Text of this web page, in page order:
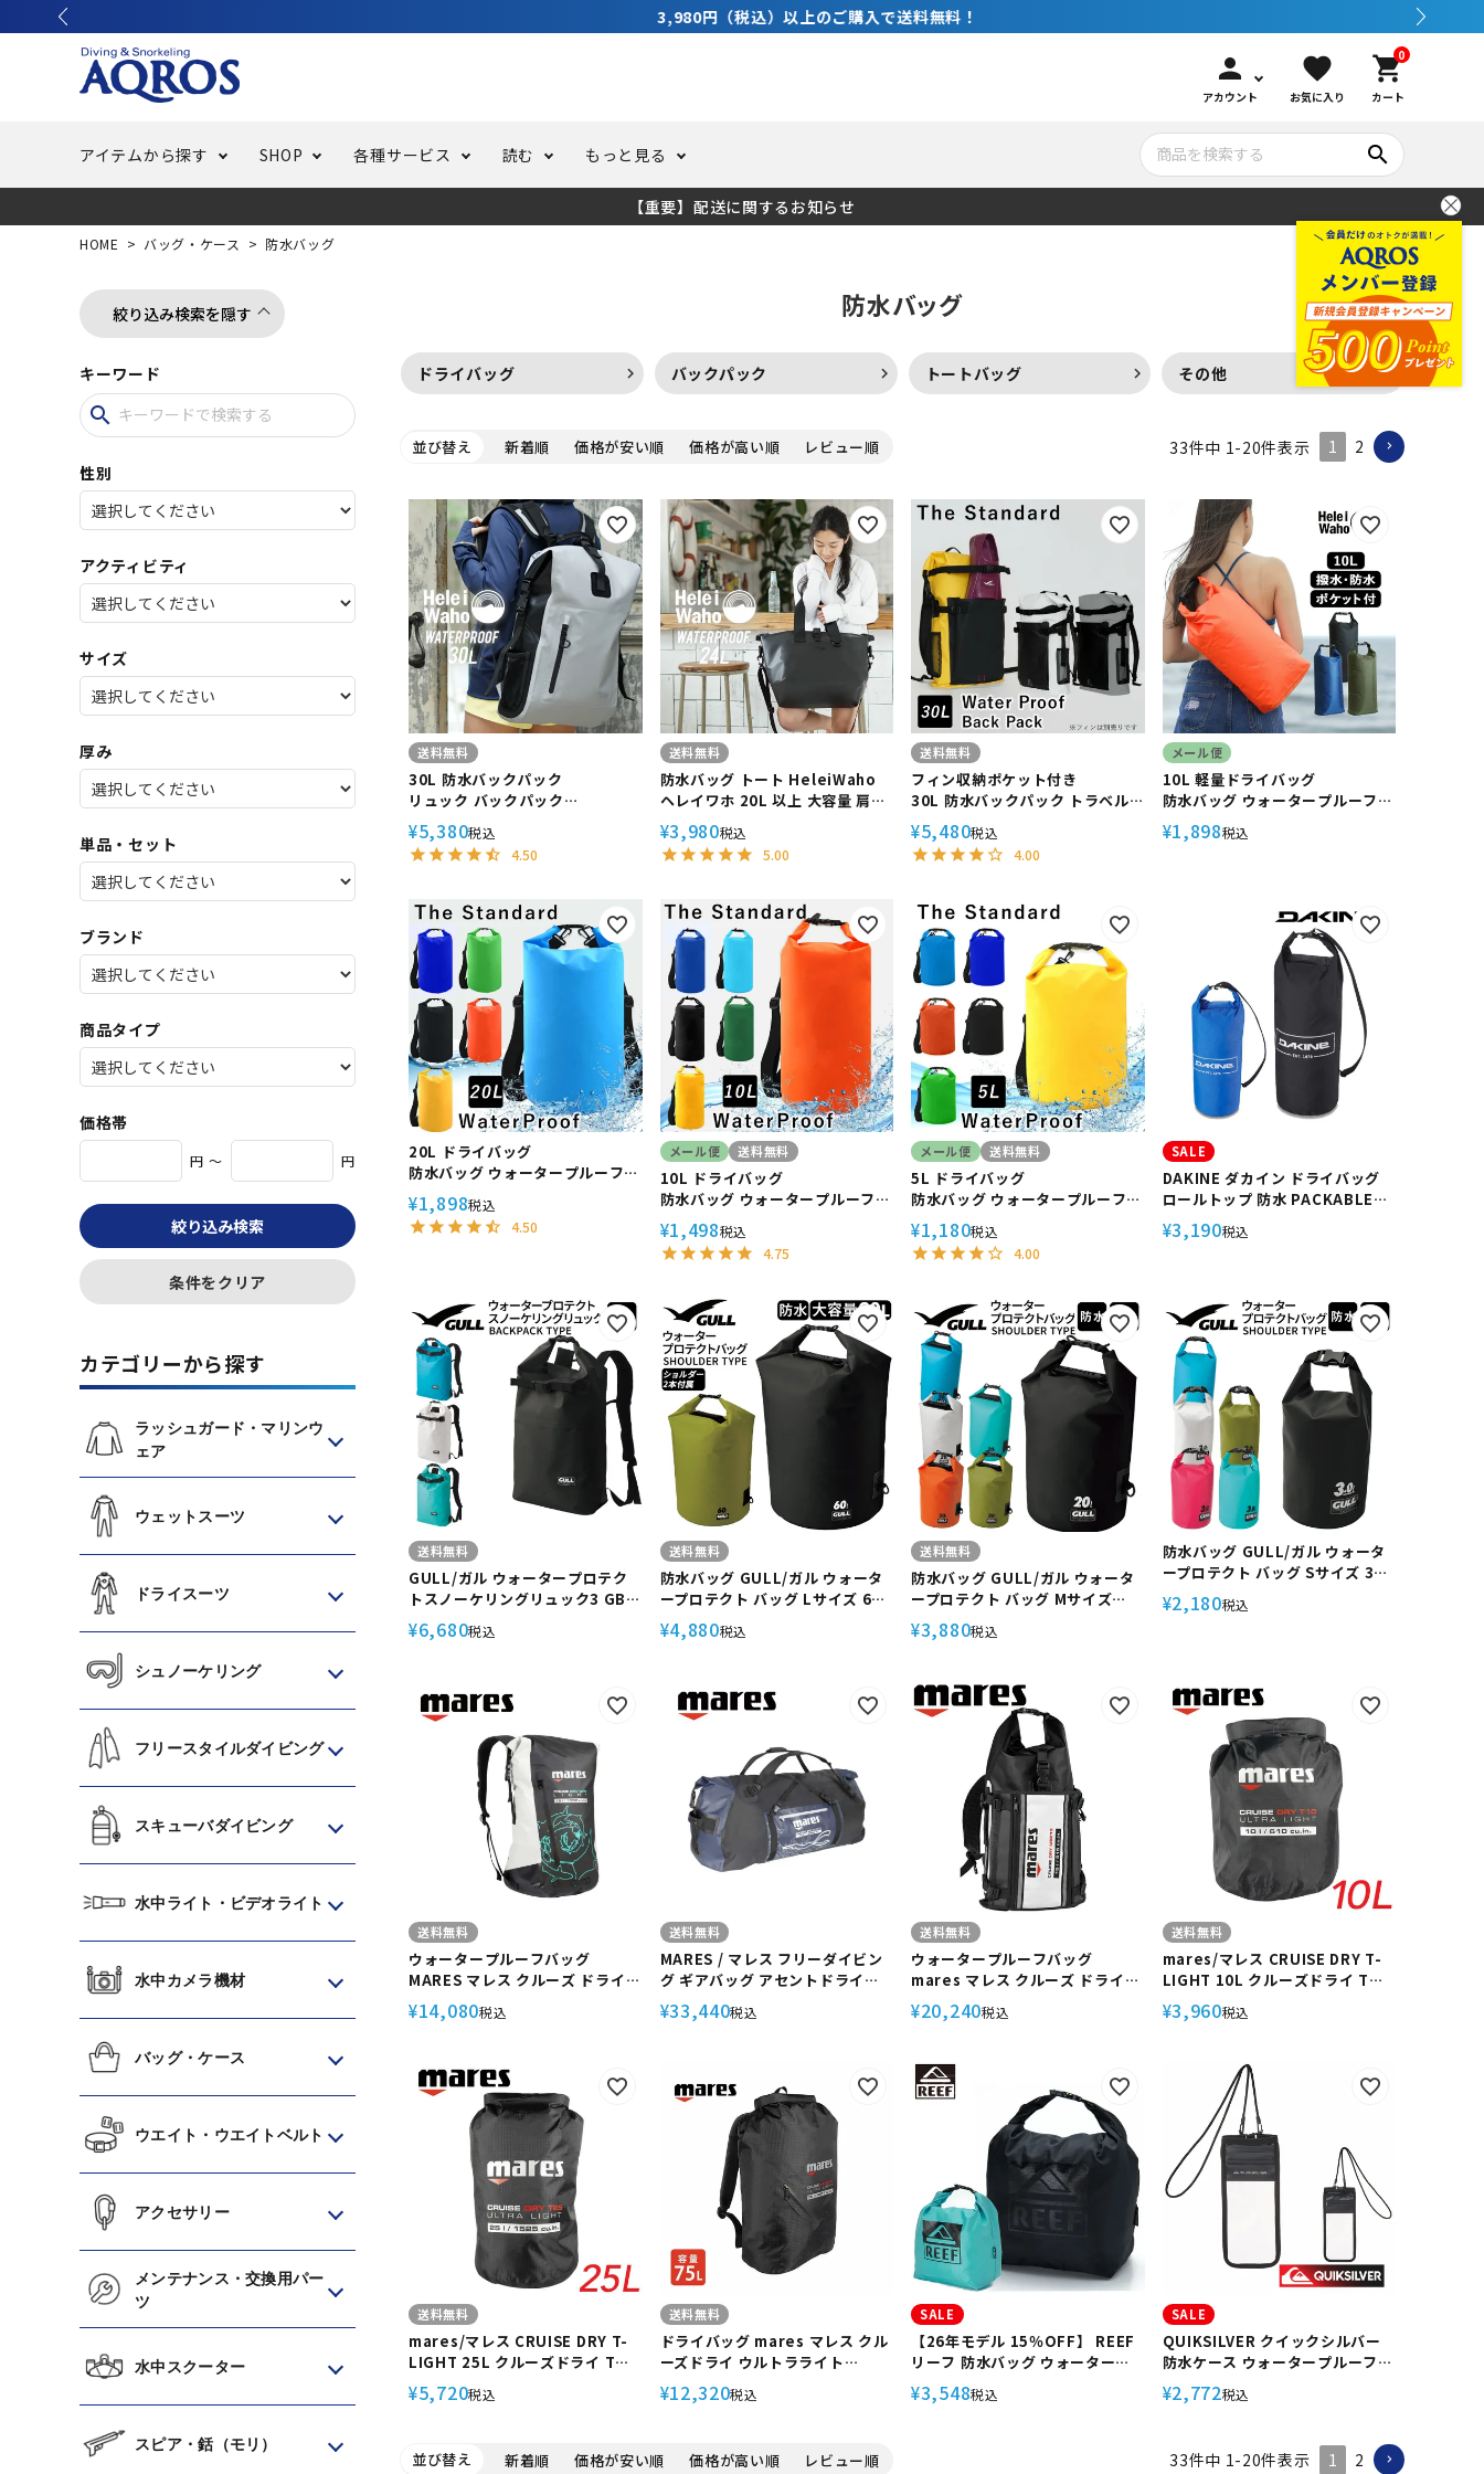
3,980円（税込）以上のご購入で送料無料！
person
アカウント
favorite
お気に入り
0
shopping_cart
カート
アイテムから探す
ラッシュガード・水着・マリンウェア
フリースタイルダイビング 水中ライト・ビデオライト
バッグ・ケース ウエイト・ウエイトベルト メンテナンサービス・交換用パーツ
スイミング サーフ アウトドア
SALE 店舗限定商品
SHOP
池袋店／IKEBUKURO
各種サービス
バッテリー交換
読む
ニュース
でしか 今コレ愛用してます！
もっと見る
ご利用ガイド
LINE ID連携でお買い物が便利に 海の遊びをもっと知る
求人
search
【重要】配送に関するお知らせ
HOME バッグ・ケース 防水バッグ
絞り込み検索を隠す
キーワード
search
性別
アクティビティ
サイズ
厚み
単品・セット
ブランド
商品タイプ
価格帯
円 ～ 円
絞り込み検索
条件をクリア
カテゴリーから探す
ラッシュガード・マリンウ
ェア
ウェットスーツ
ドライスーツ
シュノーケリング
フリースタイルダイビング
スキューバダイビング
水中ライト・ビデオライト
水中カメラ機材
バッグ・ケース
ウエイト・ウエイトベルト
アクセサリー
メンテナンス・交換用パー
ツ
水中スクーター
スピア・銛（モリ）
防水バッグ
ドライバッグ バックパック トートバッグ その他
並び替え 新着順 価格が安い順 価格が高い順 レビュー順 33件中 1-20件表示 1 2
送料無料
30L 防水バックパック
リュック バックパック
HeleiWaho/ヘレイワホ ウォー
タープルーフ ダイビング シュノ
ーケリング サーフィン SUP 釣り
ック
¥5,380税込
4.50
送料無料
防水バッグ トート HeleiWaho
ヘレイワホ 20L 以上 大容量 肩が
け 防水 トートバッグ ウォーター
プルーフバッグ
¥3,980税込
5.00
送料無料
フィン収納ポケット付き
30L 防水バックパック トラベル
バッグ ウォータープルーフバッグ
シュノーケリング The
Standard/ザ・スタンダード
¥5,480税込
4.00
メール便
10L 軽量ドライバッグ
防水バッグ ウォータープルーフバ
ック プール 海水浴 スイミング シ
ュノーケリング 内側ポケット 肩
¥1,898税込
20L ドライバッグ
防水バッグ ウォータープルーフバ
ック プールバッグ 海水浴 スイミ
ング シュノーケリング The
Standard/ザ・スタンダード
¥1,898税込
4.50
メール便 送料無料
10L ドライバッグ
防水バッグ ウォータープルーフバ
ック プールバッグ 海水浴 スイミ
ング シュノーケリング The
Standard/ザ・スタンダード
¥1,498税込
4.75
メール便 送料無料
5L ドライバッグ
防水バッグ ウォータープルーフバ
ック プールバッグ 海水浴 スイミ
ング シュノーケリング The
Standard/ザ・スタンダード
¥1,180税込
4.00
SALE
DAKINE ダカイン ドライバッグ
ロールトップ 防水 PACKABLE
ROLLTOP DRY BAG 20L
¥3,190税込
送料無料
GULL/ガル ウォータープロテク
トスノーケリングリュック3 GB-
7144 スノーケリング ダイビング
アウトドア 防水リュック
¥6,680税込
送料無料
防水バッグ GULL/ガル ウォータ
ープロテクト バッグ Lサイズ 60L
GB-7136 スノーケリング ダイビ
ング アウトドア 防水 プロテクト
¥4,880税込
送料無料
防水バッグ GULL/ガル ウォータ
ープロテクト バッグ Mサイズ
20L GB-7137 スノーケリング ダ
イビング アウトドア 防水 プロテ
¥3,880税込
防水バッグ GULL/ガル ウォータ
ープロテクト バッグ Sサイズ 3L
GB-7138 スノーケリング ダイビ
ング アウトドア 防水 プロテクト
¥2,180税込
送料無料
ウォータープルーフバッグ
MARES マレス クルーズ ドライ
BP18 ライト 415490 スキューバ
ダイビング 軽器材
¥14,080税込
送料無料
MARES / マレス フリーダイビン
グ ギアバッグ アセントドライダ
ッフル ダイビング 軽器材 フリー
ダイビング スキューバ スキュー
¥33,440税込
送料無料
ウォータープルーフバッグ
mares マレス クルーズ ドライ
MBP15 ドライバッグ ダッフルバ
ッグ|ウォータープルーフ ウォー
防水 防水バック 防水バッグ ダイ
ビング シュノーケリング シュノ
ーケル スノーケル スノーケリン
¥20,240税込
送料無料
mares/マレス CRUISE DRY T-
LIGHT 10L クルーズドライ Tラ
イト 10L バッグ 防水バッグ ダイ
ビング
¥3,960税込
送料無料
mares/マレス CRUISE DRY T-
LIGHT 25L クルーズドライ Tラ
イト 25L バッグ 防水バッグ ダイ
ビング
¥5,720税込
送料無料
ドライバッグ mares マレス クル
ーズドライ ウルトラライト
BPL75
¥12,320税込
SALE
【26年モデル 15％OFF】 REEF
リーフ 防水バッグ ウォーターバ
ッグ 撥水バッグ マリンバッグ ジ
ムバッグ REEF WATERPROOF
¥3,548税込
SALE
QUIKSILVER クイックシルバー
防水ケース ウォータープルーフ
スマートフォン ケース スマホケ
ース MOBILE CLEAR CASE
入れ サーフ サーフィン ブランド
¥2,772税込
並び替え 新着順 価格が安い順 価格が高い順 レビュー順 33件中 1-20件表示 1 2